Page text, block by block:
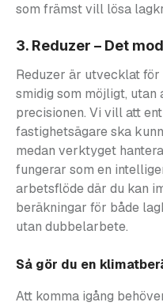
som främst vill lösa
3. Reduzer – Det
Reduzer är utvecklat
smidig som möjligt, utan
precisionen. Vi vill att
fastighetsägare ska
medan verktyget
fungerar som en
arbetsflöde där du kan
beräkningar för både
utan dubbelarbete.
Så gör du en
Att komma igång